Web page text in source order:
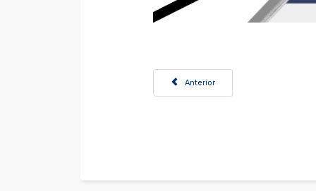
Artículo anterior: Convocatoria
Anterior